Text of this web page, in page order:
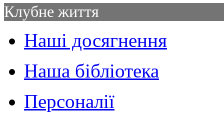
Клубне життя
Наші досягнення
Наша бібліотека
Персоналії